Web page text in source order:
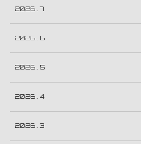
2026 . 7
2026 . 6
2026 . 5
2026 . 4
2026 . 3